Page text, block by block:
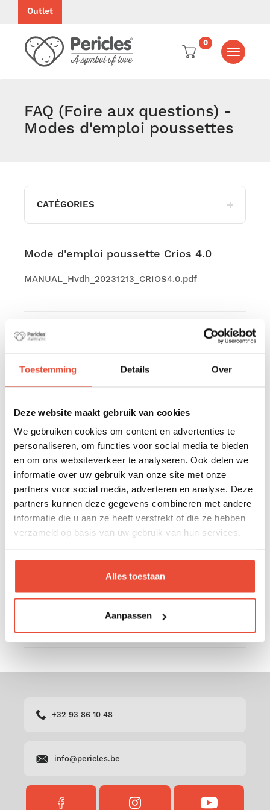
Toestemming Details Over
Deze website maakt gebruik van cookies
We gebruiken cookies om content en advertenties te
personaliseren, om functies voor social media te bieden
en om ons websiteverkeer te analyseren. Ook delen we
informatie over uw gebruik van onze site met onze
partners voor social media, adverteren en analyse. Deze
partners kunnen deze gegevens combineren met andere
informatie die u aan ze heeft verstrekt of die ze hebben
verzameld op basis van uw gebruik van hun services.
Alles toestaan
Aanpassen
Outlet
0
Toggle
FAQ (Foire aux questions) -
Modes d'emploi poussettes
CATÉGORIES
Mode d'emploi poussette Crios 4.0
MANUAL_Hvdh_20231213_CRIOS4.0.pdf
Mode d'emploi poussette Noa
Mode d'emploi nacelle poussette Noa
Mode d'emploi nacelle poussette JUNO 2.0
Mode d'emploi nacelle Crios 4.0
Mode d'emploi Crios 3.0
Mode d'emploi poussette Juno
Mode d'emploi poussette Juno
+32 93 86 10 48
info@pericles.be
FACEBOOK INSTAGRAM YOUTUBE